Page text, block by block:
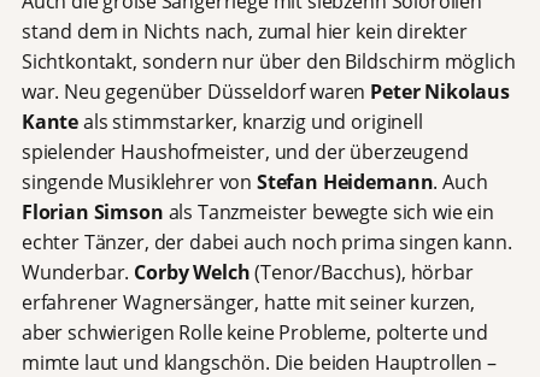
stand dem in Nichts nach, zumal hier kein direkter
Sichtkontakt, sondern nur über den Bildschirm möglich
war. Neu gegenüber Düsseldorf waren Peter Nikolaus
Kanteals stimmstarker, knarzig und originell
spielender Haushofmeister, und der überzeugend
singende Musiklehrer von Stefan Heidemann. Auch
Florian Simson als Tanzmeister bewegte sich wie ein
echter Tänzer, der dabei auch noch prima singen kann.
Wunderbar. Corby Welch(Tenor/Bacchus), hörbar
erfahrener Wagnersänger, hatte mit seiner kurzen,
aber schwierigen Rolle keine Probleme, polterte und
mimte laut und klangschön. Die beiden Hauptrollen –